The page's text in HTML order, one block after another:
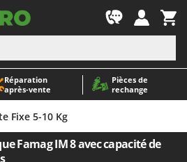
Réparation
après‑vente
Pièces de
rechange
tondeuses autoportés
pour gazon
de terre pour tracteur
Fixe 5-10 Kg
Famag IM 8 avec capacité de